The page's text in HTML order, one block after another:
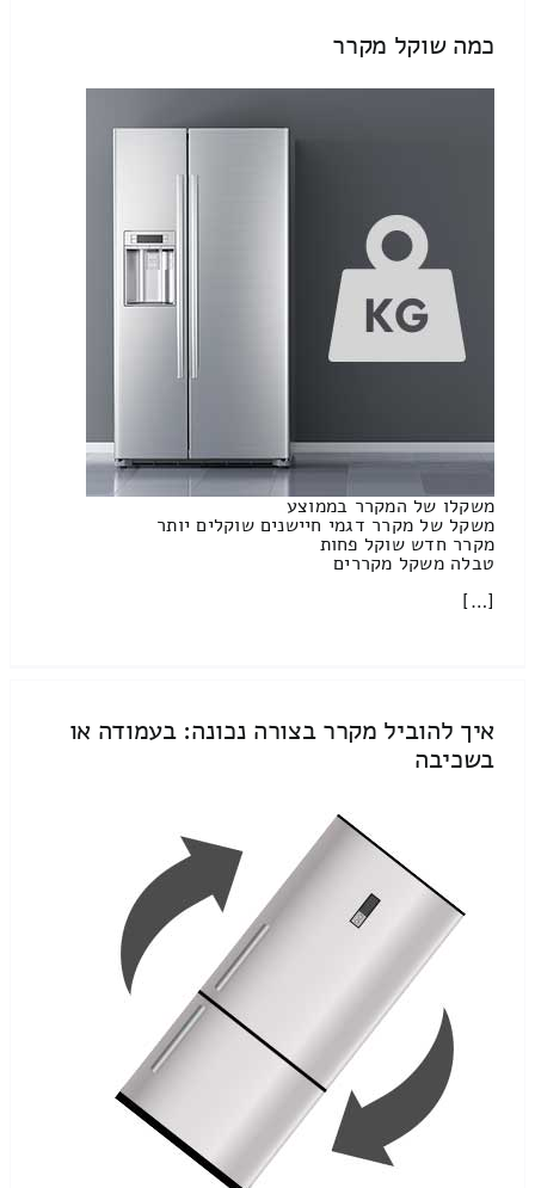
כמה שוקל מקרר
משקלו של המקרר בממוצע
משקל של מקרר דגמי חיישנים שוקלים יותר
מקרר חדש שוקל פחות
טבלה משקל מקררים
[…]
איך להוביל מקרר בצורה נכונה: בעמודה או
בשכיבה